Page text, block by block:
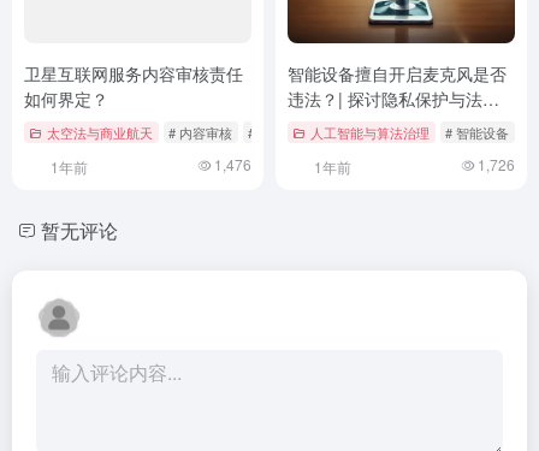
卫星互联网服务内容审核责任
如何界定？
太空法与商业航天 # 内容审核 # 卫星互联网 # 平台责任
1年前 1,476
智能设备擅自开启麦克风是否
违法？| 探讨隐私保护与法律
边界人工智能与算法治理 # 智能设备
1年前 1,726
暂无评论